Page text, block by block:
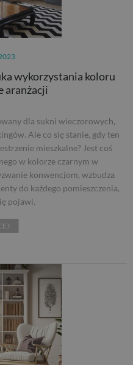
wykorzystania koloru
aranżacji
dla sukni wieczorowych,
Ale co się stanie, gdy ten
mieszkalne? Jest coś
w kolorze czarnym w
konwencjom, wzbudza
do każdego pomieszczenia,
pojawi.